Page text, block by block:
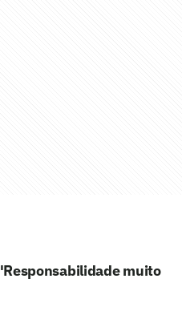
muito